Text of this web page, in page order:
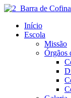
Início
Escola
Missão
Órgãos